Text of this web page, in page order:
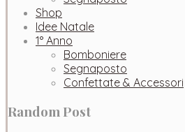
Shop
Idee Natale
1° Anno
Bomboniere
Segnaposto
Confettate & Accessori
Random Post